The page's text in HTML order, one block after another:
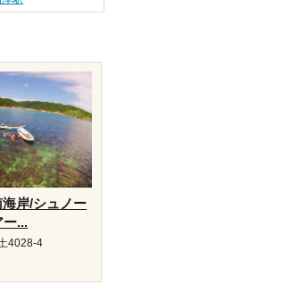
海岸/シュノー
ー...
4028-4